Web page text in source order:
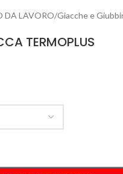
DA LAVORO/Giacche e
TERMOPLUS